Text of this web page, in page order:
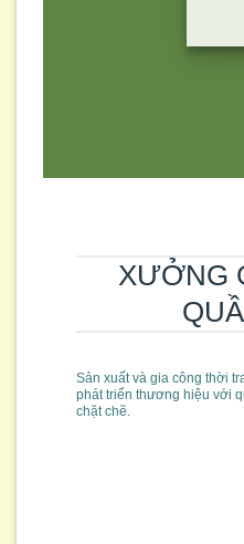
XƯỞNG
Sản xuất và gia công thời
phát triển thương hiệu với
chặt chẽ.